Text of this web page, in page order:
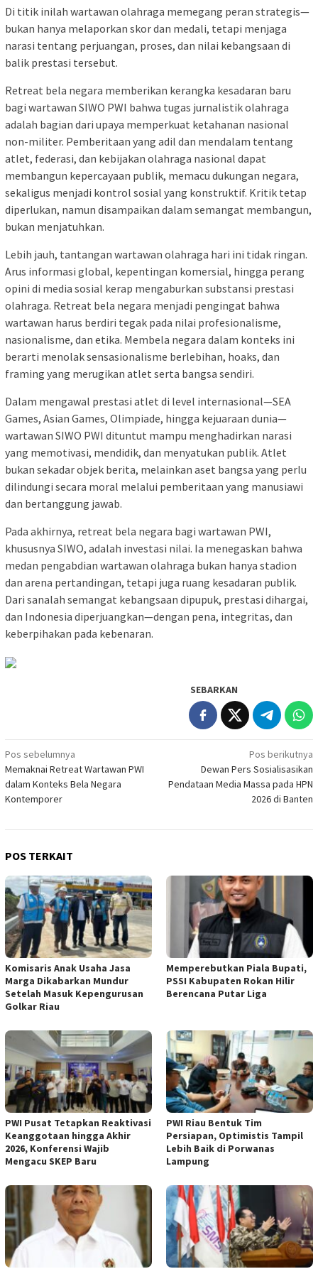
Di titik inilah wartawan olahraga memegang peran strategis—
bukan hanya melaporkan skor dan medali, tetapi menjaga
narasi tentang perjuangan, proses, dan nilai kebangsaan di
balik prestasi tersebut.
Retreat bela negara memberikan kerangka kesadaran baru
bagi wartawan SIWO PWI bahwa tugas jurnalistik olahraga
adalah bagian dari upaya memperkuat ketahanan nasional
non-militer. Pemberitaan yang adil dan mendalam tentang
atlet, federasi, dan kebijakan olahraga nasional dapat
membangun kepercayaan publik, memacu dukungan negara,
sekaligus menjadi kontrol sosial yang konstruktif. Kritik tetap
diperlukan, namun disampaikan dalam semangat membangun,
bukan menjatuhkan.
Lebih jauh, tantangan wartawan olahraga hari ini tidak ringan.
Arus informasi global, kepentingan komersial, hingga perang
opini di media sosial kerap mengaburkan substansi prestasi
olahraga. Retreat bela negara menjadi pengingat bahwa
wartawan harus berdiri tegak pada nilai profesionalisme,
nasionalisme, dan etika. Membela negara dalam konteks ini
berarti menolak sensasionalisme berlebihan, hoaks, dan
framing yang merugikan atlet serta bangsa sendiri.
Dalam mengawal prestasi atlet di level internasional—SEA
Games, Asian Games, Olimpiade, hingga kejuaraan dunia—
wartawan SIWO PWI dituntut mampu menghadirkan narasi
yang memotivasi, mendidik, dan menyatukan publik. Atlet
bukan sekadar objek berita, melainkan aset bangsa yang perlu
dilindungi secara moral melalui pemberitaan yang manusiawi
dan bertanggung jawab.
Pada akhirnya, retreat bela negara bagi wartawan PWI,
khususnya SIWO, adalah investasi nilai. Ia menegaskan bahwa
medan pengabdian wartawan olahraga bukan hanya stadion
dan arena pertandingan, tetapi juga ruang kesadaran publik.
Dari sanalah semangat kebangsaan dipupuk, prestasi dihargai,
dan Indonesia diperjuangkan—dengan pena, integritas, dan
keberpihakan pada kebenaran.
SEBARKAN
Navigasi
pos
Pos sebelumnya
Memaknai Retreat Wartawan PWI
dalam Konteks Bela Negara
Kontemporer
Pos berikutnya
Dewan Pers Sosialisasikan
Pendataan Media Massa pada HPN
2026 di Banten
POS TERKAIT
Komisaris Anak Usaha Jasa
Marga Dikabarkan Mundur
Setelah Masuk Kepengurusan
Golkar Riau
Memperebutkan Piala Bupati,
PSSI Kabupaten Rokan Hilir
Berencana Putar Liga
PWI Pusat Tetapkan Reaktivasi
Keanggotaan hingga Akhir
2026, Konferensi Wajib
Mengacu SKEP Baru
PWI Riau Bentuk Tim
Persiapan, Optimistis Tampil
Lebih Baik di Porwanas
Lampung